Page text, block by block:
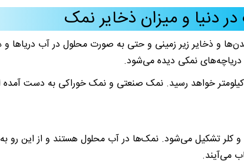
دنیا و میزان ذخایر نمک
و ذخایر زیر زمینی و حتی به صورت محلول در آب دریا‌ها و
نمکی دیده می‌شود.
خواهد رسید. نمک صنعتی و نمک خوراکی به دست آمده
تشکیل می‌شود. نمک‌ها در آب محلول هستند و از این رو
می‌آیند.